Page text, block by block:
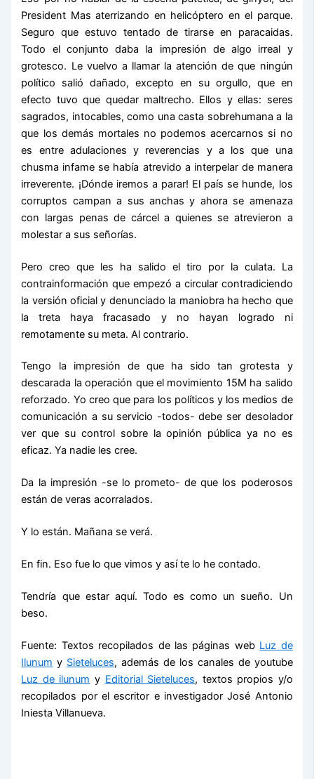
President Mas aterrizando en helicóptero en el parque.
Seguro que estuvo tentado de tirarse en paracaidas.
Todo el conjunto daba la impresión de algo irreal y
grotesco. Le vuelvo a llamar la atención de que ningún
político salió dañado, excepto en su orgullo, que en
efecto tuvo que quedar maltrecho. Ellos y ellas: seres
sagrados, intocables, como una casta sobrehumana a la
que los demás mortales no podemos acercarnos si no
es entre adulaciones y reverencias y a los que una
chusma infame se había atrevido a interpelar de manera
irreverente. ¡Dónde iremos a parar! El país se hunde, los
corruptos campan a sus anchas y ahora se amenaza
con largas penas de cárcel a quienes se atrevieron a
molestar a sus señorías.
Pero creo que les ha salido el tiro por la culata. La
contrainformación que empezó a circular contradiciendo
la versión oficial y denunciado la maniobra ha hecho que
la treta haya fracasado y no hayan logrado ni
remotamente su meta. Al contrario.
Tengo la impresión de que ha sido tan grotesta y
descarada la operación que el movimiento 15M ha salido
reforzado. Yo creo que para los políticos y los medios de
comunicación a su servicio -todos- debe ser desolador
ver que su control sobre la opinión pública ya no es
eficaz. Ya nadie les cree.
Da la impresión -se lo prometo- de que los poderosos
están de veras acorralados.
Y lo están. Mañana se verá.
En fin. Eso fue lo que vimos y así te lo he contado.
Tendría que estar aquí. Todo es como un sueño. Un
beso.
Fuente: Textos recopilados de las páginas web Luz de
Ilunum y Sieteluces, además de los canales de youtube
Luz de ilunum y Editorial Sieteluces, textos propios y/o
recopilados por el escritor e investigador José Antonio
Iniesta Villanueva.